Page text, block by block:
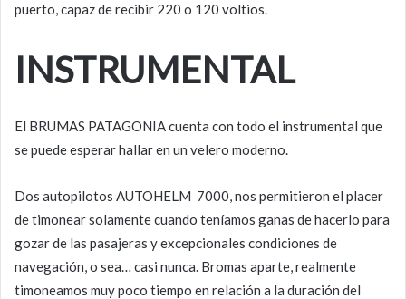
puerto, capaz de recibir 220 o 120 voltios.
INSTRUMENTAL
El BRUMAS PATAGONIA cuenta con todo el instrumental que
se puede esperar hallar en un velero moderno.
Dos autopilotos AUTOHELM 7000, nos permitieron el placer
de timonear solamente cuando teníamos ganas de hacerlo para
gozar de las pasajeras y excepcionales condiciones de
navegación, o sea… casi nunca. Bromas aparte, realmente
timoneamos muy poco tiempo en relación a la duración del